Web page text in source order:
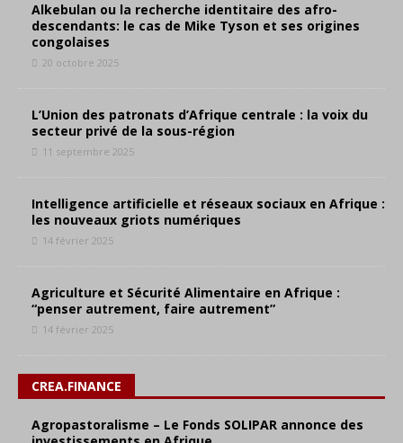
Alkebulan ou la recherche identitaire des afro-
descendants: le cas de Mike Tyson et ses origines
congolaises
20 octobre 2025
L’Union des patronats d’Afrique centrale : la voix du
secteur privé de la sous-région
11 septembre 2025
Intelligence artificielle et réseaux sociaux en Afrique :
les nouveaux griots numériques
14 février 2025
Agriculture et Sécurité Alimentaire en Afrique :
“penser autrement, faire autrement”
14 février 2025
CREA.FINANCE
Agropastoralisme – Le Fonds SOLIPAR annonce des